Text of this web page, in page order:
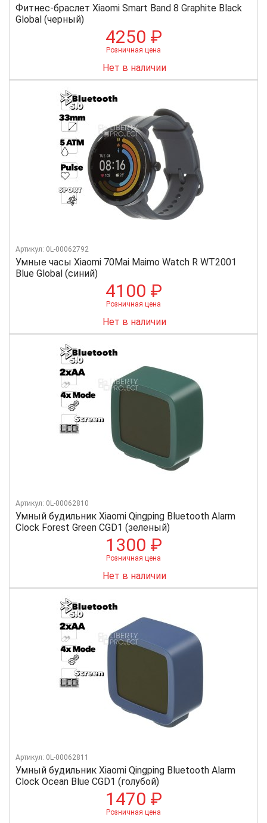
Фитнес-браслет Xiaomi Smart Band 8 Graphite Black
Global (черный)
4250 ₽
Розничная цена
Нет в наличии
Умные часы Xiaomi 70Mai Maimo Watch R WT2001
Blue Global (синий)
Артикул: 0L-00062792
4100 ₽
Розничная цена
Нет в наличии
Умный будильник Xiaomi Qingping Bluetooth Alarm
Clock Forest Green CGD1 (зеленый)
Артикул: 0L-00062810
1300 ₽
Розничная цена
Нет в наличии
Умный будильник Xiaomi Qingping Bluetooth Alarm
Clock Ocean Blue CGD1 (голубой)
Артикул: 0L-00062811
1470 ₽
Розничная цена